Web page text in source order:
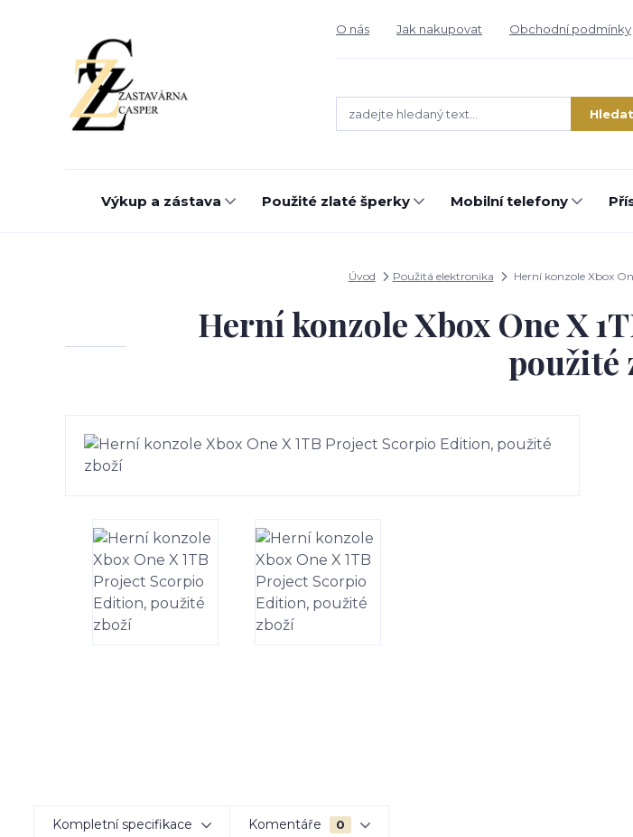
O nás Jak nakupovat Obchodní podmínky
Hledat
Výkup a zástava Použité zlaté šperky Mobilní telefony
Úvod Použitá elektronika Herní konzole Xbox
Herní konzole Xbox One X
použité
Kompletní specifikace Komentáře 0